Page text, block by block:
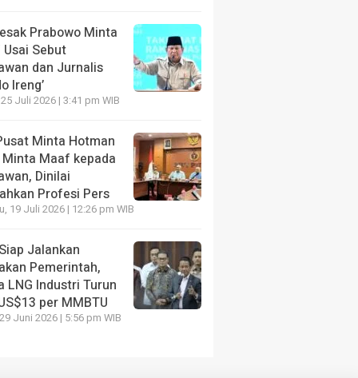
Prabowo Minta
Sebut
dan Jurnalis
Ireng’
Juli 2026 | 3:41 pm WIB
Minta Hotman
Maaf kepada
Dinilai
Profesi Pers
19 Juli 2026 | 12:26 pm WIB
Jalankan
Pemerintah,
LNG Industri Turun
per MMBTU
Juni 2026 | 5:56 pm WIB